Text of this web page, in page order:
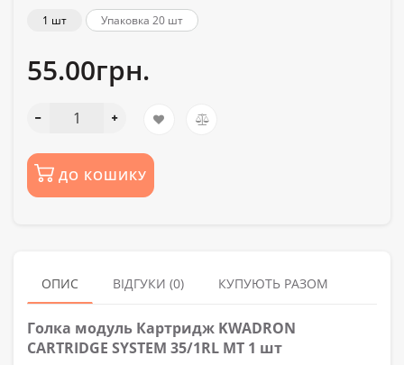
1 шт Упаковка 20 шт
55.00грн.
ДО КОШИКУ
ОПИС ВІДГУКИ (0) КУПУЮТЬ РАЗОМ
Голка модуль Картридж KWADRON
CARTRIDGE SYSTEM 35/1RL MT 1 шт